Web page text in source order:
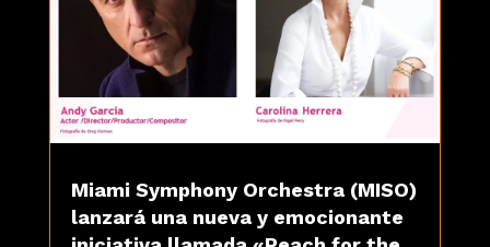
Miami Symphony Orchestra (MISO)
lanzará una nueva y emocionante